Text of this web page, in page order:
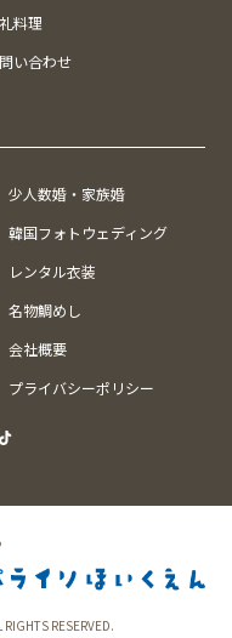
料理
い合わせ
少人数婚・家族婚
韓国フォトウェディング
レンタル衣装
名物鯛めし
会社概要
プライバシーポリシー
RESERVED.